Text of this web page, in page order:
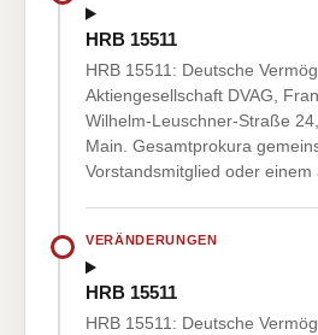
HRB 15511
HRB 15511: Deutsche
Aktiengesellschaft DVAG,
Wilhelm-Leuschner-Straße
Main. Gesamtprokura
Vorstandsmitglied oder einem
VERÄNDERUNGEN
HRB 15511
HRB 15511: Deutsche